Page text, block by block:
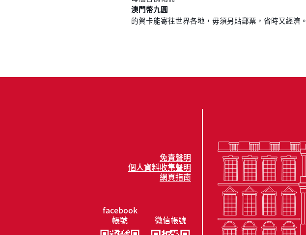
澳門幣九圓
的賀卡能寄往世界各地，毋須另貼郵票，省時又經濟。
免責聲明
個人資料收集聲明
網頁指南
facebook
帳號
微信帳號